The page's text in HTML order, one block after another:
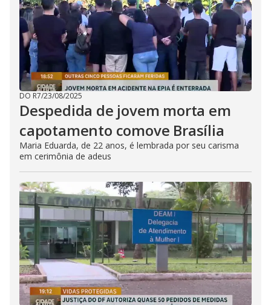
DO R7/23/08/2025
Despedida de jovem morta em
capotamento comove Brasília
Maria Eduarda, de 22 anos, é lembrada por seu carisma
em cerimônia de adeus